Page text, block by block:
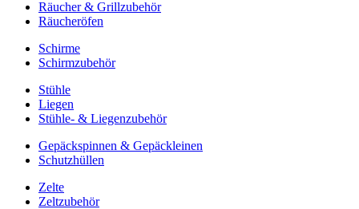
Räucher & Grillzubehör
Räucheröfen
Schirme
Schirmzubehör
Stühle
Liegen
Stühle- & Liegenzubehör
Gepäckspinnen & Gepäckleinen
Schutzhüllen
Zelte
Zeltzubehör